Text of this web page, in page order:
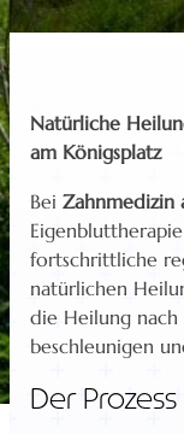
Natürliche
am Königsplatz
BeiZahnmedizin
fortschrittliche
natürlichen
die Heilung nach
beschleunigen
Der